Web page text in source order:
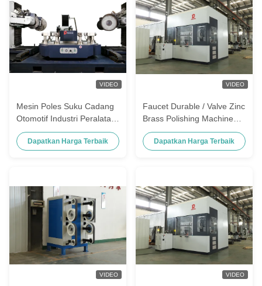
VIDEO
Mesin Poles Suku Cadang
Otomotif Industri Peralatan
Penggosok Baja Tahan
Karat Paduan Seng
Dapatkan Harga Terbaik
VIDEO
Faucet Durable / Valve Zinc
Brass Polishing Machine
Untuk Hardware Polishing
Dapatkan Harga Terbaik
VIDEO VIDEO